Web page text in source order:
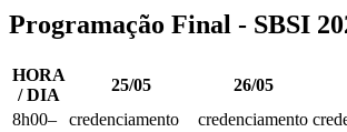
Programação Final - SBSI
HORA
/ DIA
25/05 26/05
8h00–
credenciamento credenciamento